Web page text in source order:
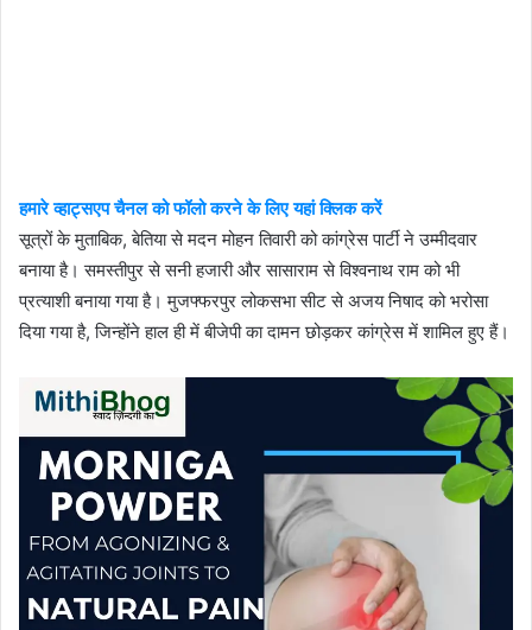
हमारे व्हाट्सएप चैनल को फॉलो करने के लिए यहां क्लिक करें
सूत्रों के मुताबिक, बेतिया से मदन मोहन तिवारी को कांग्रेस पार्टी ने उम्मीदवार
बनाया है। समस्तीपुर से सनी हजारी और सासाराम से विश्वनाथ राम को भी
प्रत्याशी बनाया गया है। मुजफ्फरपुर लोकसभा सीट से अजय निषाद को भरोसा
दिया गया है, जिन्होंने हाल ही में बीजेपी का दामन छोड़कर कांग्रेस में शामिल हुए हैं।